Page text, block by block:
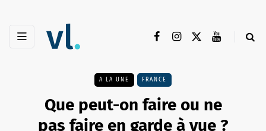
A LA UNE FRANCE
Que peut-on faire ou ne
pas faire en garde à vue ?